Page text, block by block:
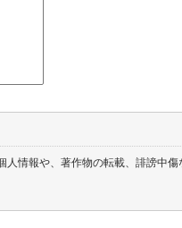
情報や、著作物の転載、誹謗中